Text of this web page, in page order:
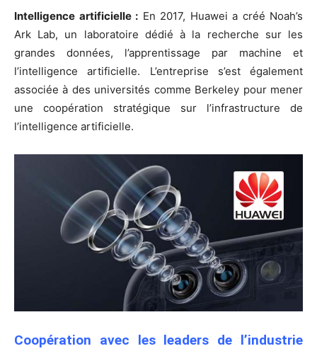
Intelligence artificielle : En 2017, Huawei a créé Noah’s
Ark Lab, un laboratoire dédié à la recherche sur les
grandes données, l’apprentissage par machine et
l’intelligence artificielle. L’entreprise s’est également
associée à des universités comme Berkeley pour mener
une coopération stratégique sur l’infrastructure de
l’intelligence artificielle.
Coopération avec les leaders de l’industrie